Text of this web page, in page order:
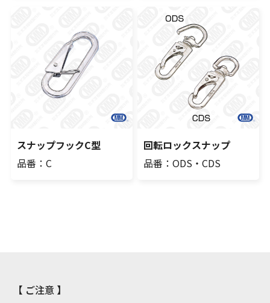
スナップフックC型
品番：C
回転ロックスナップ
品番：ODS・CDS
【 ご注意 】